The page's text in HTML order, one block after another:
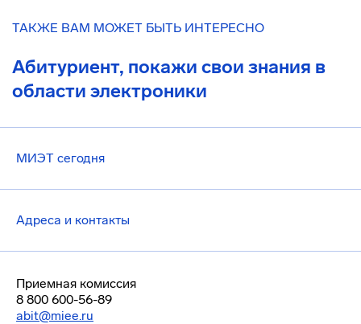
ТАКЖЕ ВАМ МОЖЕТ БЫТЬ ИНТЕРЕСНО
Абитуриент, покажи свои знания в
области электроники
МИЭТ сегодня
Адреса и контакты
Приемная комиссия
8 800 600-56-89
abit@miee.ru